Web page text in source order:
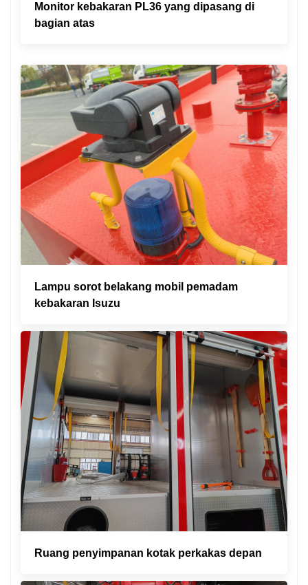
Monitor kebakaran PL36 yang dipasang di
bagian atas
Lampu sorot belakang mobil pemadam
kebakaran Isuzu
Ruang penyimpanan kotak perkakas depan